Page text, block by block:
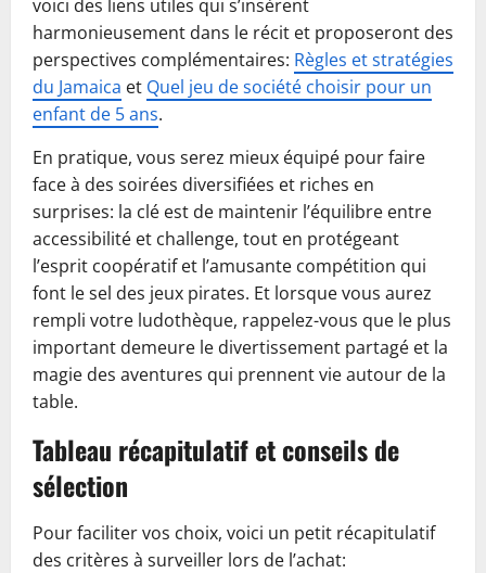
voici des liens utiles qui s’insèrent
harmonieusement dans le récit et proposeront des
perspectives complémentaires: Règles et stratégies
du Jamaica et Quel jeu de société choisir pour un
enfant de 5 ans.
En pratique, vous serez mieux équipé pour faire
face à des soirées diversifiées et riches en
surprises: la clé est de maintenir l’équilibre entre
accessibilité et challenge, tout en protégeant
l’esprit coopératif et l’amusante compétition qui
font le sel des jeux pirates. Et lorsque vous aurez
rempli votre ludothèque, rappelez-vous que le plus
important demeure le divertissement partagé et la
magie des aventures qui prennent vie autour de la
table.
Tableau récapitulatif et conseils de
sélection
Pour faciliter vos choix, voici un petit récapitulatif
des critères à surveiller lors de l’achat: